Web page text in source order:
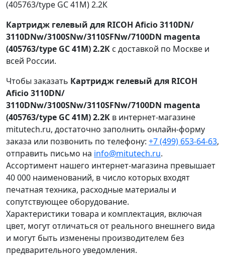
(405763/type GC 41M) 2.2К
Картридж гелевый для RICOH Aficio 3110DN/
3110DNw/3100SNw/3110SFNw/7100DN magenta
(405763/type GC 41M) 2.2К с доставкой по Москве и
всей России.
Чтобы заказать Картридж гелевый для RICOH
Aficio 3110DN/
3110DNw/3100SNw/3110SFNw/7100DN magenta
(405763/type GC 41M) 2.2К в интернет-магазине
mitutech.ru, достаточно заполнить онлайн-форму
заказа или позвонить по телефону: +7 (499) 653-64-63,
отправить письмо на info@mitutech.ru.
Ассортимент нашего интернет-магазина превышает
40 000 наименований, в число которых входят
печатная техника, расходные материалы и
сопутствующее оборудование.
Характеристики товара и комплектация, включая
цвет, могут отличаться от реального внешнего вида
и могут быть изменены производителем без
предварительного уведомления.